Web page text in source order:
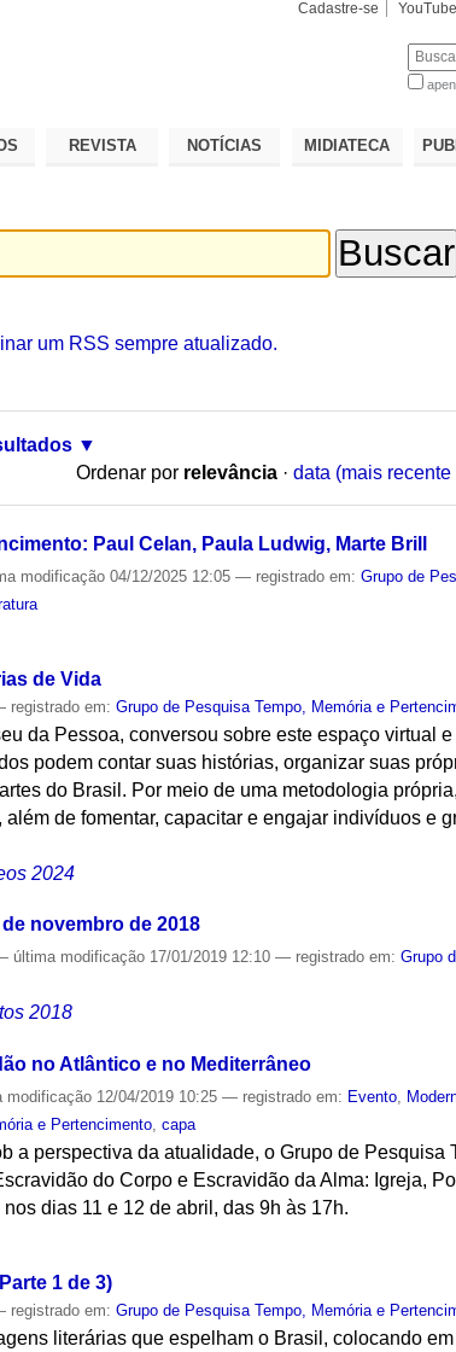
Cadastre-se YouTube
REVISTA NOTÍCIAS MIDIATECA
um RSS sempre atualizado.
Ordenar por relevância · data (mais
Paul Celan, Paula Ludwig, Marte Brill
modificação 04/12/2025 12:05— registrado em:Grupo de
de Vida
registrado em:Grupo de Pesquisa Tempo, Memória e
da Pessoa, conversou sobre este espaço virtual
podem contar suas histórias, organizar suas
do Brasil. Por meio de uma metodologia
de fomentar, capacitar e engajar indivíduos e
2024
novembro de 2018
última modificação 17/01/2019 12:10— registrado em:Grupo
2018
no Atlântico e no Mediterrâneo
modificação 12/04/2019 10:25— registrado em: Evento,
e Pertencimento,capa
a perspectiva da atualidade, o Grupo de Pesquisa
do Corpo e Escravidão da Alma: Igreja,
dias 11 e 12 de abril, das 9h às 17h.
1 de 3)
registrado em:Grupo de Pesquisa Tempo, Memória e
literárias que espelham o Brasil, colocando